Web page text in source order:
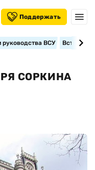
Поддержать
руководства ВСУ
СОРКИНА